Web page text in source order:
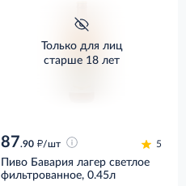
Только для лиц
старше 18 лет
87.90 д/шт 5
Пиво Бавария лагер светлое
фильтрованное, 0.45л